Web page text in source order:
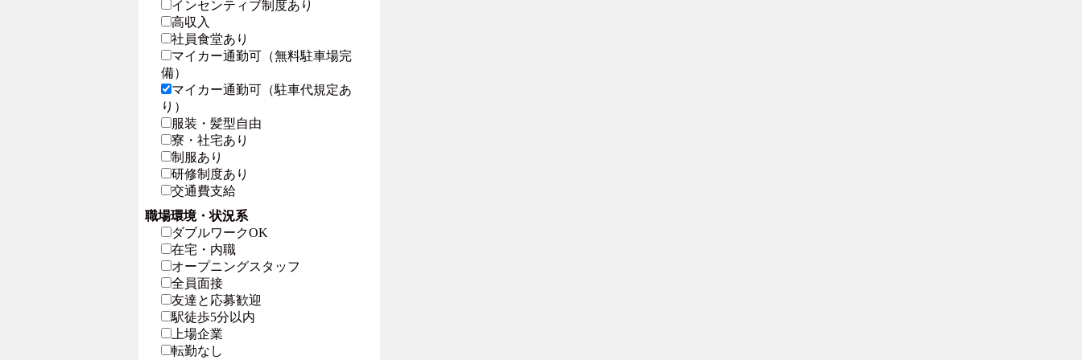
インセンティブ制度あり
高収入
社員食堂あり
マイカー通勤可（無料駐車場完
備）
マイカー通勤可（駐車代規定あ
り）
服装・髪型自由
寮・社宅あり
制服あり
研修制度あり
交通費支給
職場環境・状況系
ダブルワークOK
在宅・内職
オープニングスタッフ
全員面接
友達と応募歓迎
駅徒歩5分以内
上場企業
転勤なし